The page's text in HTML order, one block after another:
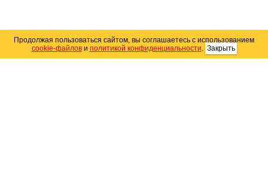
Продолжая пользоваться сайтом, вы соглашаетесь с использованием
cookie-файлови политикой конфиденциальности. Закрыть